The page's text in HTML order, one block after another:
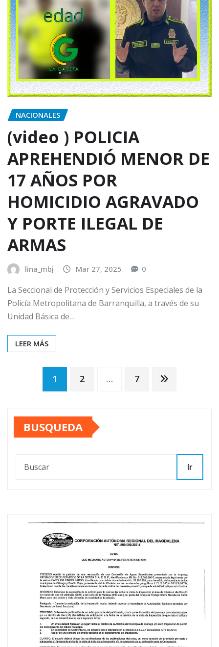
NACIONALES
(video ) POLICIA
APREHENDIÓ MENOR DE
17 AÑOS POR
HOMICIDIO AGRAVADO
Y PORTE ILEGAL DE
ARMAS
lina_mbj Mar 27, 2025 0
La Seccional de Protección y Servicios Especiales de la
Policía Metropolitana de Barranquilla, a través de su
Unidad Básica de…
LEER MÁS
Paginación
de
entradas
1 2 … 7
BUSQUEDA
Ir